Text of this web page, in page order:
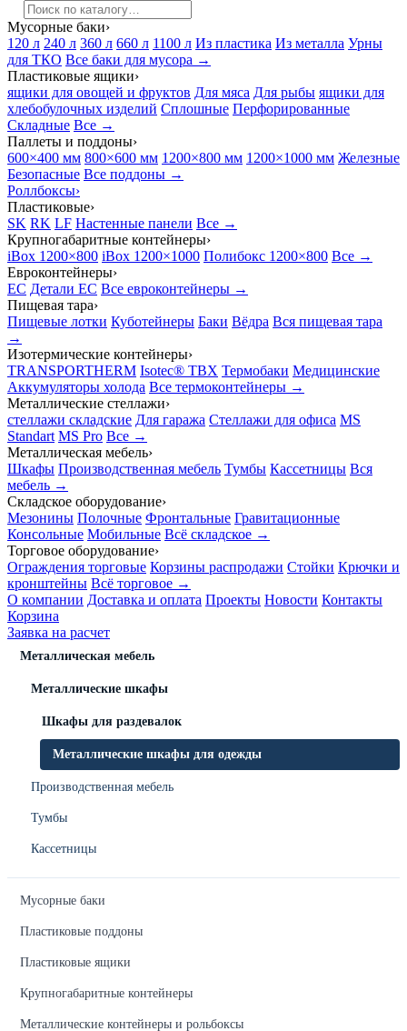
Мусорные баки›
120 л 240 л 360 л 660 л 1100 л Из пластика Из металла Урны
для ТКО Все баки для мусора →
Пластиковые ящики›
ящики для овощей и фруктов Для мяса Для рыбы ящики для
хлебобулочных изделий Сплошные Перфорированные
Складные Все →
Паллеты и поддоны›
600×400 мм 800×600 мм 1200×800 мм 1200×1000 мм Железные
Безопасные Все поддоны →
Роллбоксы›
Пластиковые›
SK RK LF Настенные панели Все →
Крупногабаритные контейнеры›
iBox 1200×800 iBox 1200×1000 Полибокс 1200×800 Все →
Евроконтейнеры›
EC Детали EC Все евроконтейнеры →
Пищевая тара›
Пищевые лотки Куботейнеры Баки Вёдра Вся пищевая тара
→
Изотермические контейнеры›
TRANSPORTHERM Isotec® TBX Термобаки Медицинские
Аккумуляторы холода Все термоконтейнеры →
Металлические стеллажи›
стеллажи складские Для гаража Стеллажи для офиса MS
Standart MS Pro Все →
Металлическая мебель›
Шкафы Производственная мебель Тумбы Кассетницы Вся
мебель →
Складское оборудование›
Мезонины Полочные Фронтальные Гравитационные
Консольные Мобильные Всё складское →
Торговое оборудование›
Ограждения торговые Корзины распродажи Стойки Крючки и
кронштейны Всё торговое →
О компании Доставка и оплата Проекты Новости Контакты
Корзина
Заявка на расчет
Металлическая мебель
Металлические шкафы
Шкафы для раздевалок
Металлические шкафы для одежды
Производственная мебель
Тумбы
Кассетницы
Мусорные баки
Пластиковые поддоны
Пластиковые ящики
Крупногабаритные контейнеры
Металлические контейнеры и рольбоксы